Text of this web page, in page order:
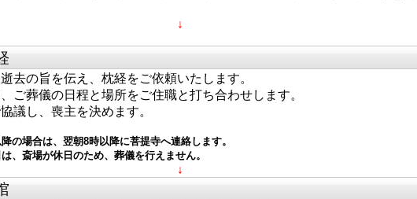
去の旨を伝え、枕経をご依頼いたします。
ご葬儀の日程と場所をご住職と打ち合わせします。
議し、喪主を決めます。
の場合は、翌朝8時以降に菩提寺へ連絡します。
、斎場が休日のため、葬儀を行えません。